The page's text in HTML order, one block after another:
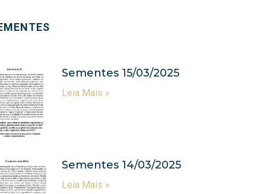
Sementes 15/03/2025
Leia Mais »
Sementes 14/03/2025
Leia Mais »